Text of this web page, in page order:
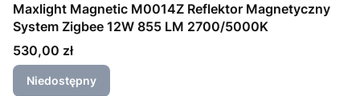
Maxlight Magnetic M0014Z Reflektor Magnetyczny
System Zigbee 12W 855 LM 2700/5000K
Cena
530,00 zł
Niedostępny